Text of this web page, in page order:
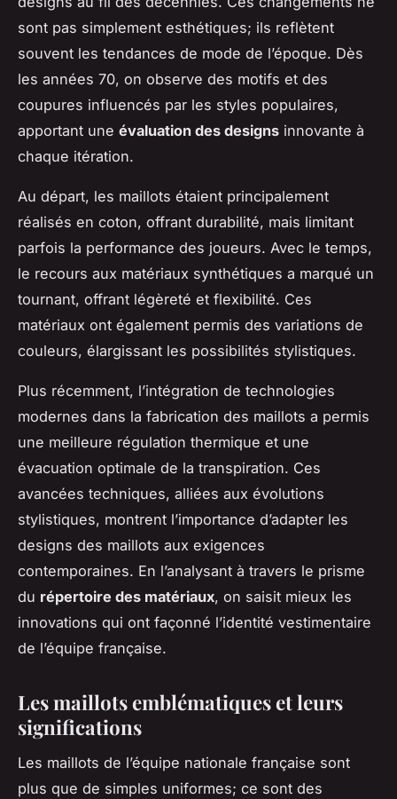
sont pas simplement esthétiques; ils reflètent
souvent les tendances de mode de l’époque. Dès
les années 70, on observe des motifs et des
coupures influencés par les styles populaires,
apportant une évaluation des designs innovante à
chaque itération.
Au départ, les maillots étaient principalement
réalisés en coton, offrant durabilité, mais limitant
parfois la performance des joueurs. Avec le temps,
le recours aux matériaux synthétiques a marqué un
tournant, offrant légèreté et flexibilité. Ces
matériaux ont également permis des variations de
couleurs, élargissant les possibilités stylistiques.
Plus récemment, l’intégration de technologies
modernes dans la fabrication des maillots a permis
une meilleure régulation thermique et une
évacuation optimale de la transpiration. Ces
avancées techniques, alliées aux évolutions
stylistiques, montrent l’importance d’adapter les
designs des maillots aux exigences
contemporaines. En l’analysant à travers le prisme
du répertoire des matériaux, on saisit mieux les
innovations qui ont façonné l’identité vestimentaire
de l’équipe française.
Les maillots emblématiques et leurs
significations
Les maillots de l’équipe nationale française sont
plus que de simples uniformes; ce sont des